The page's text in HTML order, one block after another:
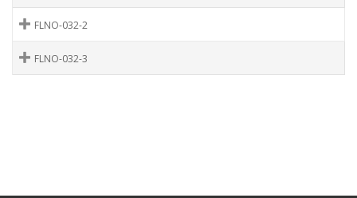
FLNO-032-2
FLNO-032-3